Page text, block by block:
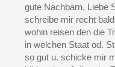
gute Nachbarn. Liebe
schreibe mir recht
wohin reisen den die
in welchen Staat od.
so gut u. schicke mir